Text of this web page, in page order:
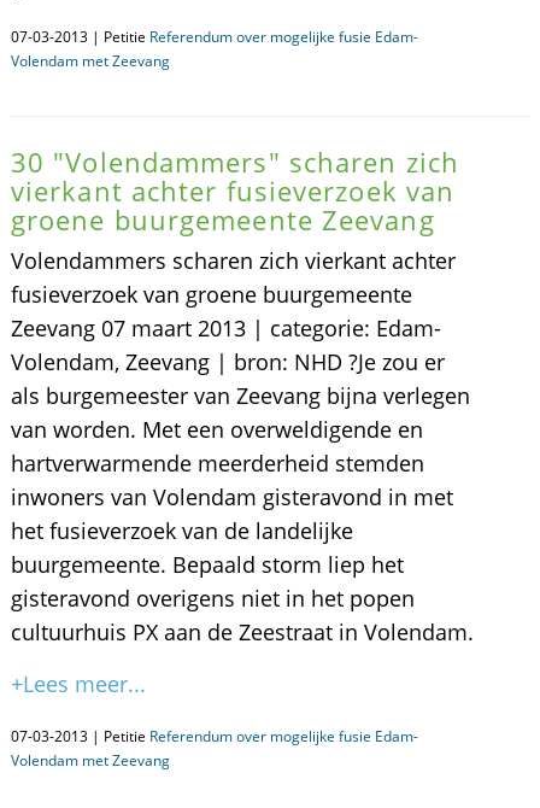
07-03-2013 | Petitie Referendum over mogelijke fusie Edam-
Volendam met Zeevang
30 "Volendammers" scharen zich
vierkant achter fusieverzoek van
groene buurgemeente Zeevang
Volendammers scharen zich vierkant achter
fusieverzoek van groene buurgemeente
Zeevang 07 maart 2013 | categorie: Edam-
Volendam, Zeevang | bron: NHD ?Je zou er
als burgemeester van Zeevang bijna verlegen
van worden. Met een overweldigende en
hartverwarmende meerderheid stemden
inwoners van Volendam gisteravond in met
het fusieverzoek van de landelijke
buurgemeente. Bepaald storm liep het
gisteravond overigens niet in het popen
cultuurhuis PX aan de Zeestraat in Volendam.
+Lees meer...
07-03-2013 | Petitie Referendum over mogelijke fusie Edam-
Volendam met Zeevang